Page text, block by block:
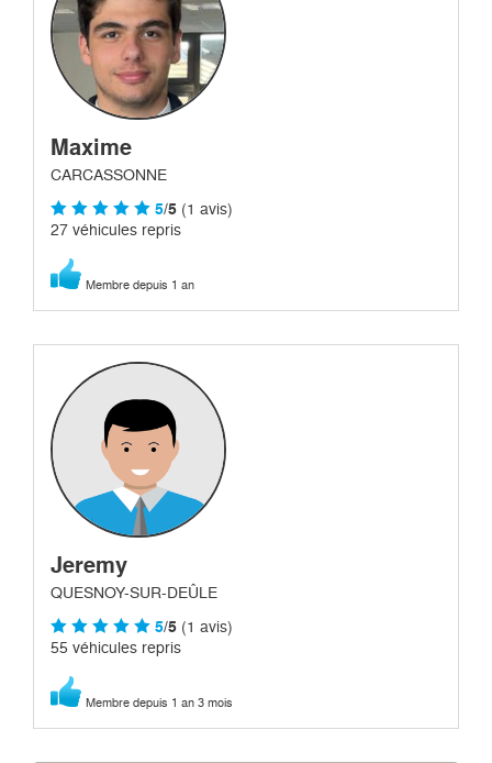
Maxime
CARCASSONNE
5/5 (1 avis)
27 véhicules repris
Membre depuis 1 an
Jeremy
QUESNOY-SUR-DEÛLE
5/5 (1 avis)
55 véhicules repris
Membre depuis 1 an 3 mois